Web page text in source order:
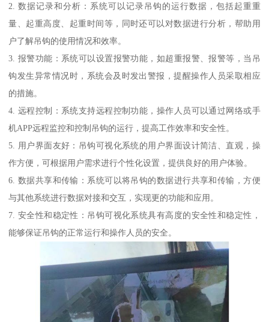
2. 数据记录和分析：系统可以记录吊钩的运行数据，包括起重重
量、起重高度、起重时间等，同时还可以对数据进行分析，帮助用
户了解吊钩的使用情况和效率。
3. 报警功能：系统可以设置报警功能，如超重报警、报警等，当吊
钩发生异常情况时，系统会及时发出警报，提醒操作人员采取相应
的措施。
4. 远程控制：系统支持远程控制功能，操作人员可以通过网络或手
机APP远程监控和控制吊钩的运行，提高工作效率和安全性。
5. 用户界面友好：吊钩可视化系统的用户界面设计简洁、直观，操
作方便，可根据用户需求进行个性化设置，提供良好的用户体验。
6. 数据共享和传输：系统可以将吊钩的数据进行共享和传输，方便
与其他系统进行数据对接和交互，实现更的功能和应用。
7. 安全性和稳定性：吊钩可视化系统具有高度的安全性和稳定性，
能够保证吊钩的正常运行和操作人员的安全。